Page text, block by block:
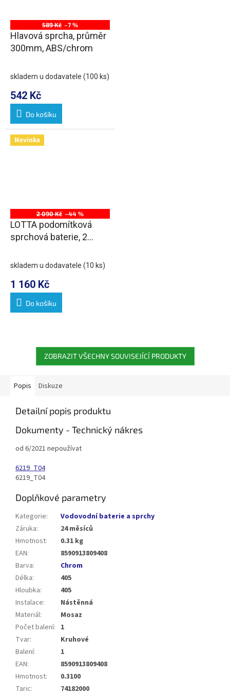
589 Kč –7 %
Hlavová sprcha, průměr
300mm, ABS/chrom
skladem u dodavatele (100 ks)
542 Kč
Do košíku
Novinka
2 090 Kč –44 %
LOTTA podomítková
sprchová baterie, 2
přepínač, chrom
skladem u dodavatele (10 ks)
1 160 Kč
Do košíku
ZOBRAZIT VŠECHNY SOUVISEJÍCÍ PRODUKTY
Popis Diskuze
Detailní popis produktu
Dokumenty - Technický nákres
od 6/2021 nepoužívat
6219_T04
6219_T04
Doplňkové parametry
Kategorie:
Vodovodní baterie a sprchy
Záruka:
24 měsíců
Hmotnost:
0.31 kg
EAN:
8590913809408
Barva:
Chrom
Délka:
405
Hloubka:
405
Instalace:
Nástěnná
Materiál:
Mosaz
Počet balení: 1
Tvar:
Kruhové
Balení:
1
EAN:
8590913809408
Hmotnost:
0.3100
Taric:
74182000